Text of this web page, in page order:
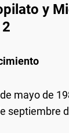
y
mayo de
septiembre